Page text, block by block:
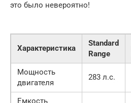
это было невероятно!
Характеристика
Standard
Range
Мощность
двигателя
283 л.с.
Емкость